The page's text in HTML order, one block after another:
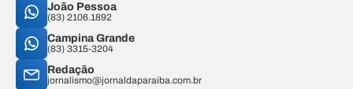
João Pessoa
(83) 2106.1892
Campina Grande
(83) 3315-3204
Redação
jornalismo@jornaldaparaiba.com.br